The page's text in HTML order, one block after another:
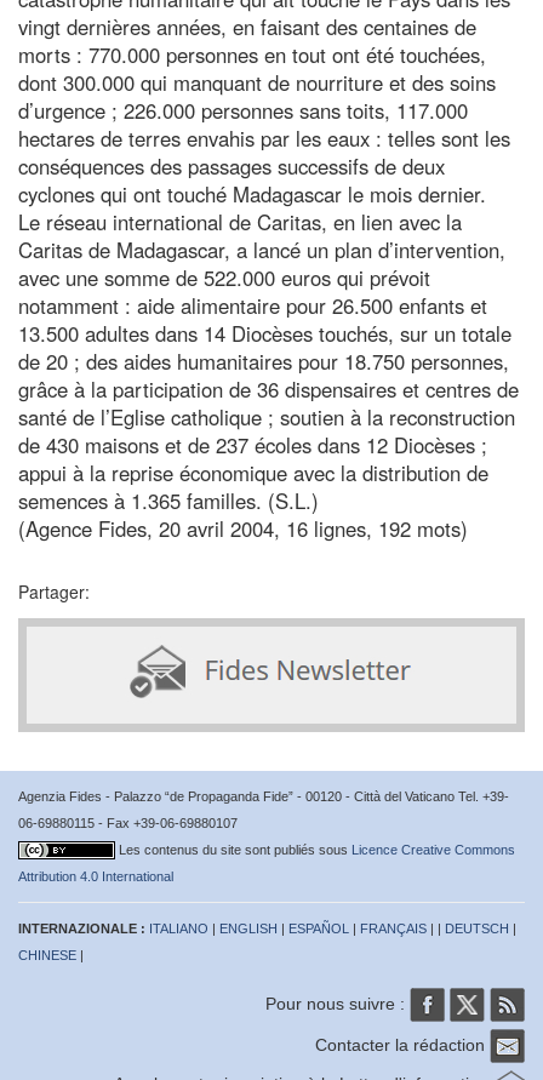
vingt dernières années, en faisant des centaines de
morts : 770.000 personnes en tout ont été touchées,
dont 300.000 qui manquant de nourriture et des soins
d’urgence ; 226.000 personnes sans toits, 117.000
hectares de terres envahis par les eaux : telles sont les
conséquences des passages successifs de deux
cyclones qui ont touché Madagascar le mois dernier.
Le réseau international de Caritas, en lien avec la
Caritas de Madagascar, a lancé un plan d’intervention,
avec une somme de 522.000 euros qui prévoit
notamment : aide alimentaire pour 26.500 enfants et
13.500 adultes dans 14 Diocèses touchés, sur un totale
de 20 ; des aides humanitaires pour 18.750 personnes,
grâce à la participation de 36 dispensaires et centres de
santé de l’Eglise catholique ; soutien à la reconstruction
de 430 maisons et de 237 écoles dans 12 Diocèses ;
appui à la reprise économique avec la distribution de
semences à 1.365 familles. (S.L.)
(Agence Fides, 20 avril 2004, 16 lignes, 192 mots)
Partager:
Agenzia Fides - Palazzo “de Propaganda Fide” - 00120 - Città del Vaticano Tel. +39-
06-69880115 - Fax +39-06-69880107
Les contenus du site sont publiés sous Licence Creative Commons
Attribution 4.0 International
INTERNAZIONALE : ITALIANO | ENGLISH | ESPAÑOL | FRANÇAIS | | DEUTSCH |
CHINESE |
Pour nous suivre :
Contacter la rédaction